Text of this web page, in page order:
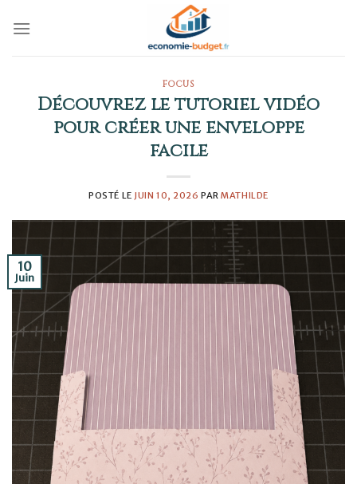
FOCUS
Découvrez le tutoriel vidéo
pour créer une enveloppe
facile
POSTÉ LE JUIN 10, 2026 PARMATHILDE
10
Juin